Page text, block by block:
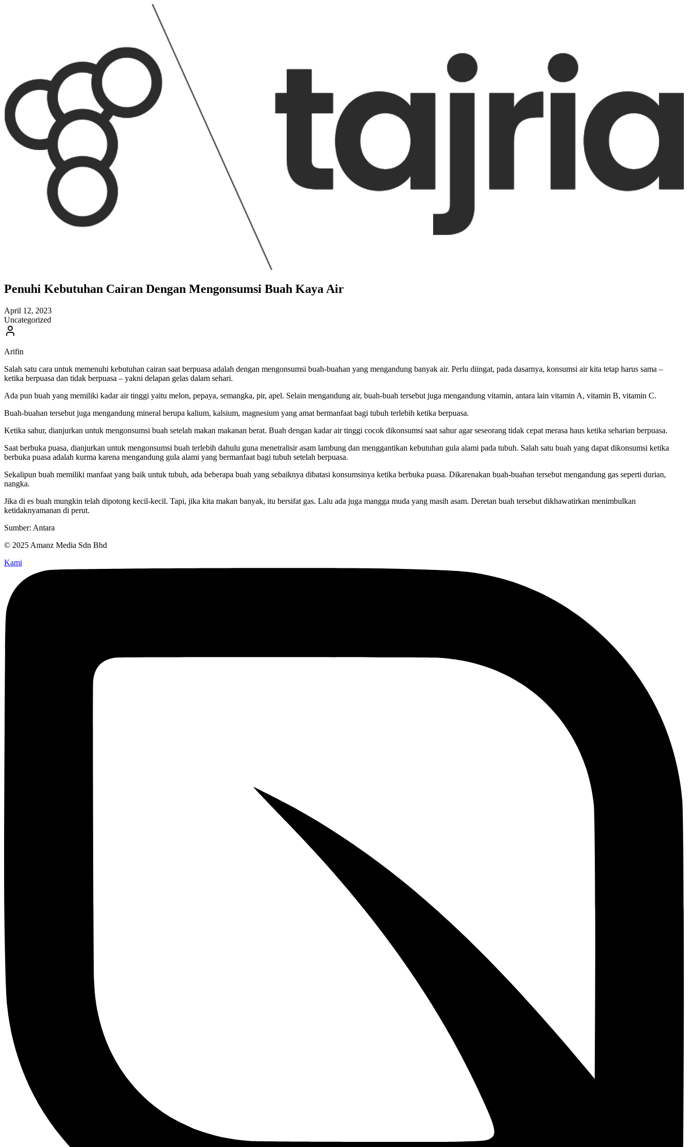
Penuhi Kebutuhan Cairan Dengan Mengonsumsi Buah Kaya Air
April 12, 2023
Uncategorized
Arifin
Salah satu cara untuk memenuhi kebutuhan cairan saat berpuasa adalah dengan mengonsumsi buah-buahan yang mengandung banyak air. Perlu diingat, pada dasarnya, konsumsi air kita tetap harus sama –
ketika berpuasa dan tidak berpuasa – yakni delapan gelas dalam sehari.
Ada pun buah yang memiliki kadar air tinggi yaitu melon, pepaya, semangka, pir, apel. Selain mengandung air, buah-buah tersebut juga mengandung vitamin, antara lain vitamin A, vitamin B, vitamin C.
Buah-buahan tersebut juga mengandung mineral berupa kalium, kalsium, magnesium yang amat bermanfaat bagi tubuh terlebih ketika berpuasa.
Ketika sahur, dianjurkan untuk mengonsumsi buah setelah makan makanan berat. Buah dengan kadar air tinggi cocok dikonsumsi saat sahur agar seseorang tidak cepat merasa haus ketika seharian berpuasa.
Saat berbuka puasa, dianjurkan untuk mengonsumsi buah terlebih dahulu guna menetralisir asam lambung dan menggantikan kebutuhan gula alami pada tubuh. Salah satu buah yang dapat dikonsumsi ketika
berbuka puasa adalah kurma karena mengandung gula alami yang bermanfaat bagi tubuh setelah berpuasa.
Sekalipun buah memiliki manfaat yang baik untuk tubuh, ada beberapa buah yang sebaiknya dibatasi konsumsinya ketika berbuka puasa. Dikarenakan buah-buahan tersebut mengandung gas seperti durian,
nangka.
Jika di es buah mungkin telah dipotong kecil-kecil. Tapi, jika kita makan banyak, itu bersifat gas. Lalu ada juga mangga muda yang masih asam. Deretan buah tersebut dikhawatirkan menimbulkan
ketidaknyamanan di perut.
Sumber: Antara
© 2025 Amanz Media Sdn Bhd
Kami